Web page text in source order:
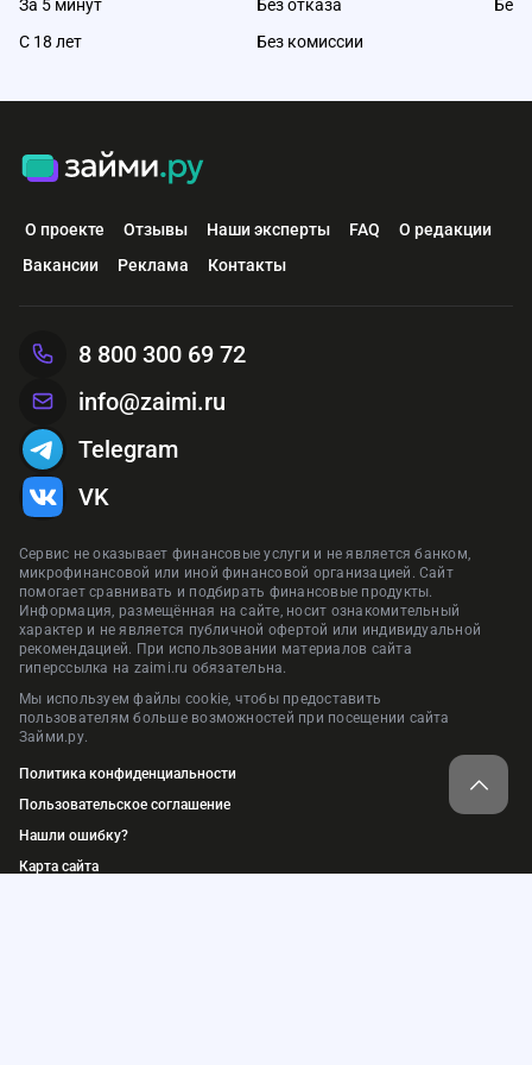
За 5 минут
С 18 лет
Без отказа
Без комиссии
Без
О проекте Отзывы Наши эксперты FAQ
О редакции
Вакансии
Реклама Контакты
Сервис не оказывает финансовые услуги и не является банком,
микрофинансовой или иной финансовой организацией. Сайт
помогает сравнивать и подбирать финансовые продукты.
Информация, размещённая на сайте, носит ознакомительный
характер и не является публичной офертой или индивидуальной
рекомендацией. При использовании материалов сайта
гиперссылка на zaimi.ru обязательна.
Мы используем файлы cookie, чтобы предоставить
пользователям больше возможностей при посещении сайта
Займи.ру.
Политика конфиденциальности
Пользовательское соглашение
Нашли ошибку?
Карта сайта
8 800 300 69 72
info@zaimi.ru
Telegram
VK